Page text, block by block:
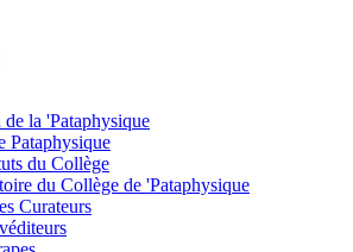
la 'Pataphysique
Pataphysique
du Collège
du Collège de 'Pataphysique
Curateurs